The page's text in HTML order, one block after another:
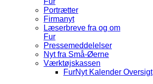
Portrætter
Firmanyt
Læserbreve fra og om
Fur
Pressemeddelelser
Nyt fra Små-Øerne
Værktøjskassen
FurNyt Kalender Oversigt